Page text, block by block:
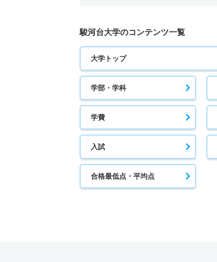
駿河台大学のコンテンツ一覧
大学トップ
学部・学科
学費
入試
合格最低点・平均点